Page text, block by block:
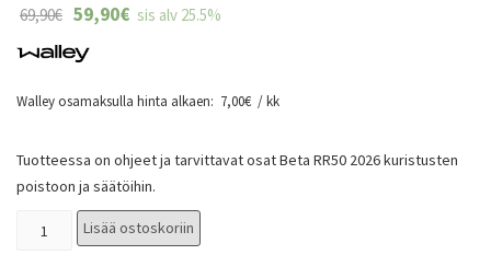
69,90€ 59,90€ sis alv 25.5%
Walley osamaksulla hinta alkaen: 7,00€ / kk
Tuotteessa on ohjeet ja tarvittavat osat Beta RR50 2026 kuristusten
poistoon ja säätöihin.
Lisää ostoskoriin